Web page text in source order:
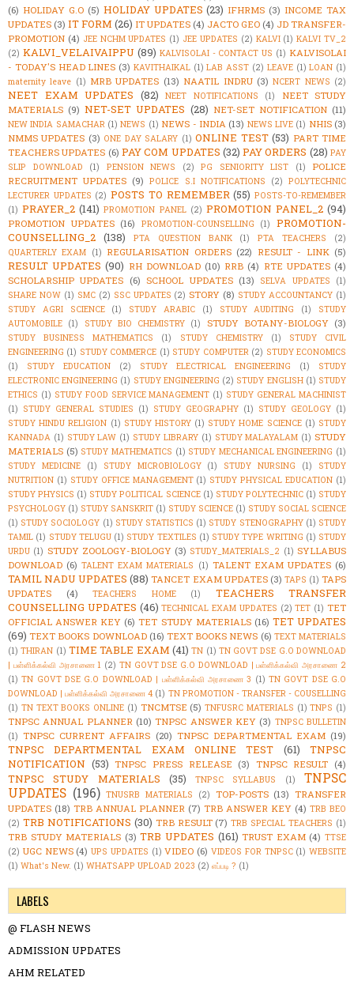
(6) HOLIDAY G.O (5) HOLIDAY UPDATES (23) IFHRMS (3) INCOME TAX
UPDATES (3) IT FORM (26) IT UPDATES (4) JACTO GEO (4) JD TRANSFER-
PROMOTION (4) JEE NCHM UPDATES (1) JEE UPDATES (2) KALVI (1) KALVI TV_2
(2) KALVI_VELAIVAIPPU (89) KALVISOLAI - CONTACT US (1) KALVISOLAI
- TODAY'S HEAD LINES (3) KAVITHAIKAL (1) LAB ASST (2) LEAVE (1) LOAN (1)
maternity leave (1) MRB UPDATES (13) NAATIL INDRU (3) NCERT NEWS (2)
NEET EXAM UPDATES (82) NEET NOTIFICATIONS (1)
NEET STUDY
MATERIALS (9) NET-SET UPDATES (28) NET-SET NOTIFICATION (11)
NEW INDIA SAMACHAR (1) NEWS (1) NEWS - INDIA (13) NEWS LIVE (1) NHIS (3)
NMMS UPDATES (3) ONE DAY SALARY (1) ONLINE TEST (53) PART TIME
TEACHERS UPDATES (6) PAY COM UPDATES (32) PAY ORDERS (28) PAY
SLIP DOWNLOAD
(1) PENSION NEWS (2) PG SENIORITY LIST (1)
POLICE
RECRUITMENT UPDATES (9) POLICE S.I NOTIFICATIONS (2) POLYTECHNIC
LECTURER UPDATES (2) POSTS TO REMEMBER (55) POSTS-TO-REMEMBER
(1) PRAYER_2 (141) PROMOTION PANEL (2) PROMOTION PANEL_2 (94)
PROMOTION UPDATES (16) PROMOTION-COUNSELLING (1)
PROMOTION-
COUNSELLING_2 (138) PTA QUESTION BANK (1) PTA TEACHERS
(2)
QUARTERLY EXAM (1) REGULARISATION ORDERS (22) RESULT - LINK (5)
RESULT UPDATES (90) RH DOWNLOAD (10) RRB (4) RTE UPDATES (4)
SCHOLARSHIP UPDATES (6) SCHOOL UPDATES (13) SELVA UPDATES
(1)
SHARE NOW (1) SMC (2) SSC UPDATES (2) STORY (8) STUDY ACCOUNTANCY (1)
STUDY AGRI SCIENCE
(1) STUDY ARABIC (1) STUDY AUDITING (1)
STUDY
AUTOMOBILE (1) STUDY BIO CHEMISTRY (1) STUDY BOTANY-BIOLOGY (3)
STUDY BUSINESS MATHEMATICS (1) STUDY CHEMISTRY (1)
STUDY CIVIL
ENGINEERING (1) STUDY COMMERCE (1) STUDY COMPUTER (2) STUDY ECONOMICS
(1)
STUDY EDUCATION (2) STUDY ELECTRICAL ENGINEERING (1)
STUDY
ELECTRONIC ENGINEERING (1) STUDY ENGINEERING (2) STUDY ENGLISH (1) STUDY
ETHICS (1) STUDY FOOD SERVICE MANAGEMENT (1) STUDY GENERAL MACHINIST
(1) STUDY GENERAL STUDIES (1) STUDY GEOGRAPHY (1) STUDY GEOLOGY (1)
STUDY HINDU RELIGION (1) STUDY HISTORY (1) STUDY HOME SCIENCE (1) STUDY
KANNADA (1) STUDY LAW (1) STUDY LIBRARY (1) STUDY MALAYALAM (1) STUDY
MATERIALS (5) STUDY MATHEMATICS (1) STUDY MECHANICAL ENGINEERING (1)
STUDY MEDICINE
(1) STUDY MICROBIOLOGY (1) STUDY NURSING (1)
STUDY
NUTRITION (1) STUDY OFFICE MANAGEMENT (1) STUDY PHYSICAL EDUCATION (1)
STUDY PHYSICS (1) STUDY POLITICAL SCIENCE (1) STUDY POLYTECHNIC (1) STUDY
PSYCHOLOGY (1) STUDY SANSKRIT (1) STUDY SCIENCE (1) STUDY SOCIAL SCIENCE
(1) STUDY SOCIOLOGY (1) STUDY STATISTICS (1) STUDY STENOGRAPHY (1) STUDY
TAMIL (1) STUDY TELUGU (1) STUDY TEXTILES (1) STUDY TYPE WRITING (1) STUDY
URDU (1) STUDY ZOOLOGY-BIOLOGY (3) STUDY_MATERIALS_2 (1) SYLLABUS
DOWNLOAD (6) TALENT EXAM MATERIALS (1) TALENT EXAM UPDATES (6)
TAMIL NADU UPDATES (88) TANCET EXAM UPDATES (3) TAPS (1) TAPS
UPDATES
(4) TEACHERS HOME (1)
TEACHERS TRANSFER
COUNSELLING UPDATES (46) TECHNICAL EXAM UPDATES (2) TET (1) TET
OFFICIAL ANSWER KEY (6) TET STUDY MATERIALS (16) TET UPDATES
(69) TEXT BOOKS DOWNLOAD (16) TEXT BOOKS NEWS (6) TEXT MATERIALS
(1) THIRAN (1) TIME TABLE EXAM (41) TN (1) TN GOVT DSE G.O DOWNLOAD
| பள்ளிக்கல்வி அரசாணை 1 (2) TN GOVT DSE G.O DOWNLOAD | பள்ளிக்கல்வி அரசாணை 2
(1) TN GOVT DSE G.O DOWNLOAD | பள்ளிக்கல்வி அரசாணை 3 (1) TN GOVT DSE G.O
DOWNLOAD | பள்ளிக்கல்வி அரசாணை 4 (1) TN PROMOTION - TRANSFER - COUSELLING
(1) TN TEXT BOOKS ONLINE (1) TNCMTSE (5) TNFUSRC MATERIALS (1) TNPS (1)
TNPSC ANNUAL PLANNER (10) TNPSC ANSWER KEY (3) TNPSC BULLETIN
(1) TNPSC CURRENT AFFAIRS (20) TNPSC DEPARTMENTAL EXAM (19)
TNPSC DEPARTMENTAL EXAM ONLINE TEST (61)
TNPSC
NOTIFICATION (53) TNPSC PRESS RELEASE (3) TNPSC RESULT (4)
TNPSC STUDY MATERIALS (35) TNPSC SYLLABUS (1)
TNPSC
UPDATES (196) TNUSRB MATERIALS (2) TOP-POSTS (13) TRANSFER
UPDATES (18) TRB ANNUAL PLANNER (7) TRB ANSWER KEY (4) TRB BEO
(2) TRB NOTIFICATIONS (30) TRB RESULT (7) TRB SPECIAL TEACHERS (1)
TRB STUDY MATERIALS (3) TRB UPDATES (161) TRUST EXAM (4) TTSE
(2) UGC NEWS (4) UPS UPDATES (1) VIDEO (6) VIDEOS FOR TNPSC (1) WEBSITE
(1) What's New. (1) WHATSAPP UPLOAD 2023 (2) எப்படி ? (1)
LABELS
@ FLASH NEWS
ADMISSION UPDATES
AHM RELATED